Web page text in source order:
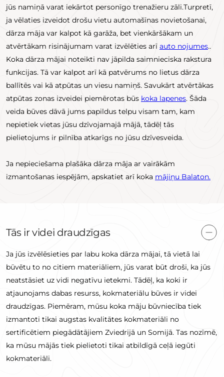
jūs namiņā varat iekārtot personīgo trenažieru zāli.Turpretī,
ja vēlaties izveidot drošu vietu automašīnas novietošanai,
dārza māja var kalpot kā garāža, bet vienkāršākam un
atvērtākam risinājumam varat izvēlēties arī auto nojumes..
Koka dārza mājai noteikti nav jāpilda saimnieciska rakstura
funkcijas. Tā var kalpot arī kā patvērums no lietus dārza
ballītēs vai kā atpūtas un viesu namiņš. Savukārt atvērtākas
atpūtas zonas izveidei piemērotas būs koka lapenes. Šāda
veida būves dāvā jums papildus telpu visam tam, kam
nepietiek vietas jūsu dzīvojamajā mājā, tādēļ tās
pielietojums ir pilnība atkarīgs no jūsu dzīvesveida.
Ja nepieciešama plašāka dārza māja ar vairākām
izmantošanas iespējām, apskatiet arī koka mājiņu Balaton.
Tās ir videi draudzīgas
Ja jūs izvēlēsieties par labu koka dārza mājai, tā vietā lai
būvētu to no citiem materiāliem, jūs varat būt droši, ka jūs
neatstāsiet uz vidi negatīvu ietekmi. Tādēļ, ka koki ir
atjaunojams dabas resurss, kokmateriālu būves ir videi
draudzīgas. Piemēram, mūsu koka māju būvniecība tiek
izmantoti tikai augstas kvalitātes kokmateriāli no
sertificētiem piegādātājiem Zviedrijā un Somijā. Tas nozīmē,
ka mūsu mājās tiek pielietoti tikai atbildīgā ceļā iegūti
kokmateriāli.